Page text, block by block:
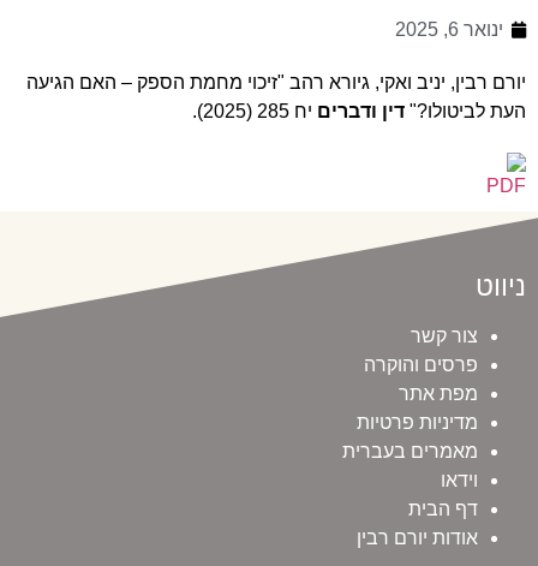
ינואר 6, 2025
יורם רבין, יניב ואקי, גיורא רהב "זיכוי מחמת הספק – האם הגיעה
העת לביטולו?" דין ודברים יח 285 (2025).
ניווט
צור קשר
פרסים והוקרה
מפת אתר
מדיניות פרטיות
מאמרים בעברית
וידאו
דף הבית
אודות יורם רבין